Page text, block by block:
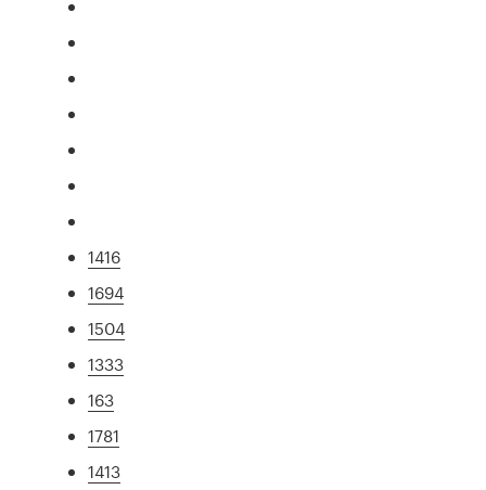
1416
1694
1504
1333
163
1781
1413